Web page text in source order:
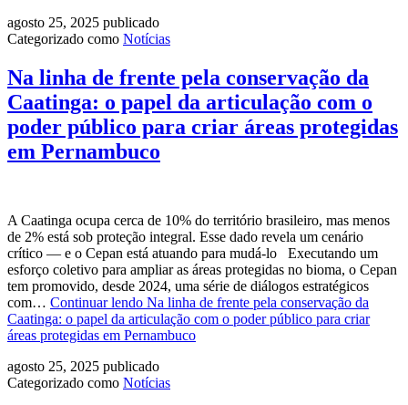
agosto 25, 2025 publicado
Categorizado como Notícias
Na linha de frente pela conservação da
Caatinga: o papel da articulação com o
poder público para criar áreas protegidas
em Pernambuco
A Caatinga ocupa cerca de 10% do território brasileiro, mas menos
de 2% está sob proteção integral. Esse dado revela um cenário
crítico — e o Cepan está atuando para mudá-lo Executando um
esforço coletivo para ampliar as áreas protegidas no bioma, o Cepan
tem promovido, desde 2024, uma série de diálogos estratégicos
com… Continuar lendo Na linha de frente pela conservação da
Caatinga: o papel da articulação com o poder público para criar
áreas protegidas em Pernambuco
agosto 25, 2025 publicado
Categorizado como Notícias